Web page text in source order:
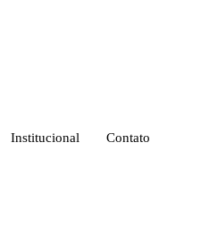
Institucional Contato